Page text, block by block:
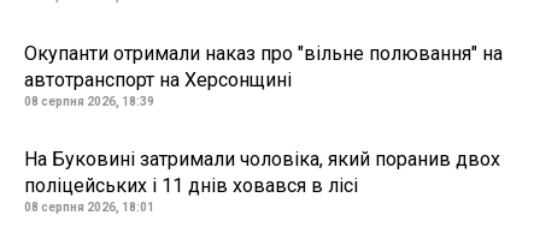
Окупанти отримали наказ про "вільне полювання" на
автотранспорт на Херсонщині
08 серпня 2026, 18:39
На Буковині затримали чоловіка, який поранив двох
поліцейських і 11 днів ховався в лісі
08 серпня 2026, 18:01